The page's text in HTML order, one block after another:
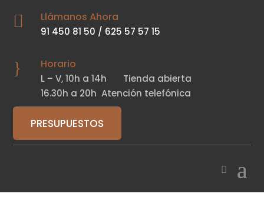
 Llámanos Ahora
91 450 81 50 / 625 57 57 15
} Horario
L – V,10h a 14h Tienda abierta
16.30h a 20hAtención telefónica
PRESUPUESTOS